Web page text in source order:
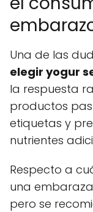
Una de las
elegir yogur
la respuesta
productos
etiquetas y
nutrientes
Respecto a
una
pero se